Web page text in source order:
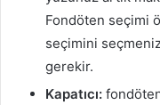
Fondöten seçimi
seçimini
gerekir.
Kapatıcı: